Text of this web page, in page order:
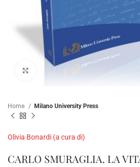
Home Milano University Press
Olivia Bonardi (a cura di)
CARLO SMURAGLIA. LA